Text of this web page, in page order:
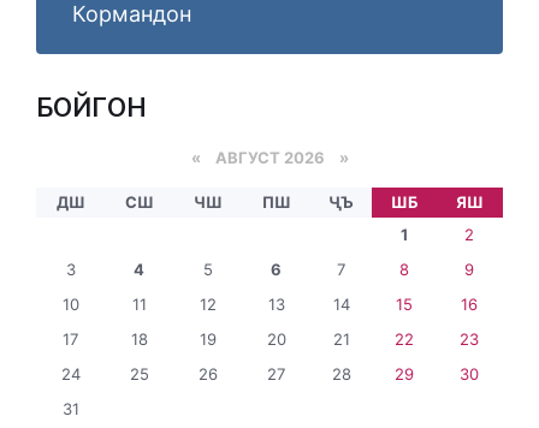
Кормандон
БОЙГОНӢ
« АВГУСТ 2026 »
ДШ СШ ЧШ ПШ ҶЪ ШБ
ЯШ
1
2
3
4 5 6 7 8
9
10
11 12 13 14 15
16
17
18 19 20 21 22
23
24
25 26 27 28 29
30
31